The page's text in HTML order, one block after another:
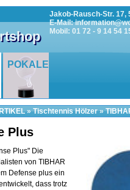
Jakob-Rausch-Str. 17,
E-Mail:
Mobil: 01 72 - 9 14 54
POKALE
»Tischtennis Hölzer»
Plus
Plus" Die
von TIBHAR
Defense plus ein
dass trotz